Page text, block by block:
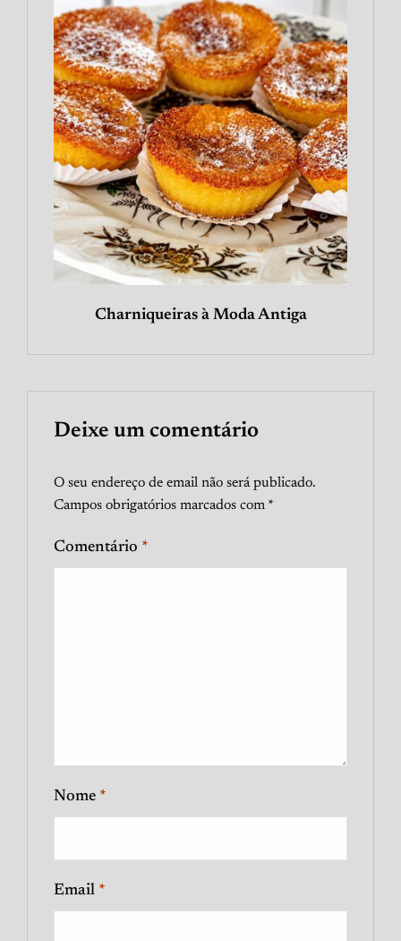
Charniqueiras à Moda Antiga
Deixe um comentário
O seu endereço de email não será publicado.
Campos obrigatórios marcados com *
Comentário *
Nome *
Email *